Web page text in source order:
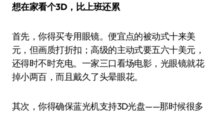
想在家看个3D，比上班还累
首先，你得买专用眼镜。便宜点的被动式十来美
元，但画质打折扣；高级的主动式要五六十美元，
还得时不时充电。一家三口看场电影，光眼镜就花
掉小两百，而且戴久了头晕眼花。
其次，你得确保蓝光机支持3D光盘——那时候很多